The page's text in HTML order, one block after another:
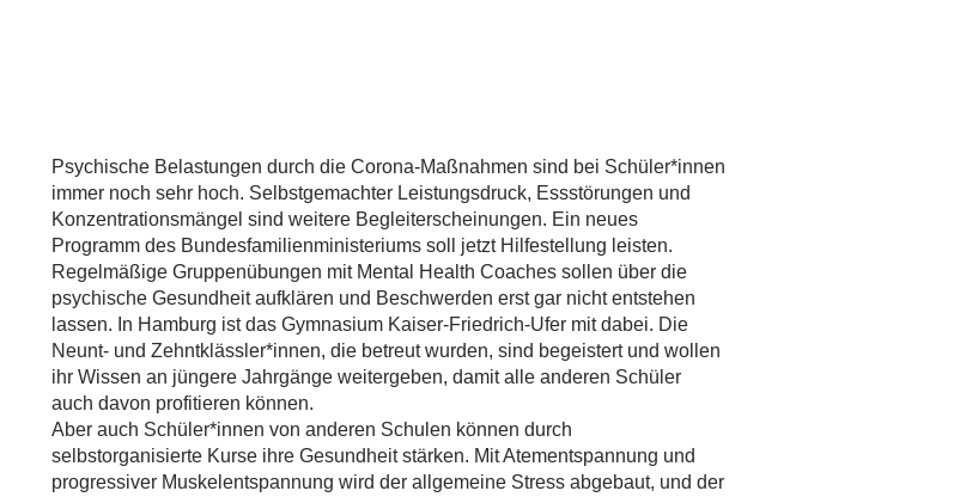
Psychische Belastungen durch die Corona-Maßnahmen sind bei Schüler*innen
immer noch sehr hoch. Selbstgemachter Leistungsdruck, Essstörungen und
Konzentrationsmängel sind weitere Begleiterscheinungen. Ein neues
Programm des Bundesfamilienministeriums soll jetzt Hilfestellung leisten.
Regelmäßige Gruppenübungen mit Mental Health Coaches sollen über die
psychische Gesundheit aufklären und Beschwerden erst gar nicht entstehen
lassen. In Hamburg ist das Gymnasium Kaiser-Friedrich-Ufer mit dabei. Die
Neunt- und Zehntklässler*innen, die betreut wurden, sind begeistert und wollen
ihr Wissen an jüngere Jahrgänge weitergeben, damit alle anderen Schüler
auch davon profitieren können.
Aber auch Schüler*innen von anderen Schulen können durch
selbstorganisierte Kurse ihre Gesundheit stärken. Mit Atementspannung und
progressiver Muskelentspannung wird der allgemeine Stress abgebaut, und der